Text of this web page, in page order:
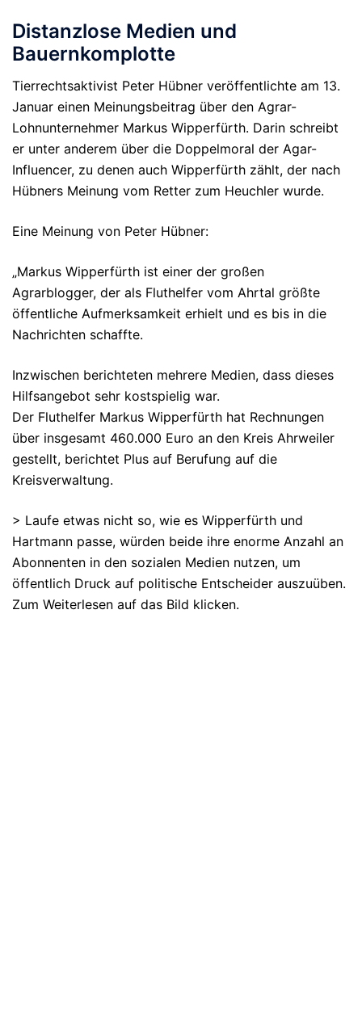
Distanzlose Medien und
Bauernkomplotte
Tierrechtsaktivist Peter Hübner veröffentlichte am 13.
Januar einen Meinungsbeitrag über den Agrar-
Lohnunternehmer Markus Wipperfürth. Darin schreibt
er unter anderem über die Doppelmoral der Agar-
Influencer, zu denen auch Wipperfürth zählt, der nach
Hübners Meinung vom Retter zum Heuchler wurde.
Eine Meinung von Peter Hübner:
„Markus Wipperfürth ist einer der großen
Agrarblogger, der als Fluthelfer vom Ahrtal größte
öffentliche Aufmerksamkeit erhielt und es bis in die
Nachrichten schaffte.
Inzwischen berichteten mehrere Medien, dass dieses
Hilfsangebot sehr kostspielig war.
Der Fluthelfer Markus Wipperfürth hat Rechnungen
über insgesamt 460.000 Euro an den Kreis Ahrweiler
gestellt, berichtet Plus auf Berufung auf die
Kreisverwaltung.
> Laufe etwas nicht so, wie es Wipperfürth und
Hartmann passe, würden beide ihre enorme Anzahl an
Abonnenten in den sozialen Medien nutzen, um
öffentlich Druck auf politische Entscheider auszuüben.
Zum Weiterlesen auf das Bild klicken.